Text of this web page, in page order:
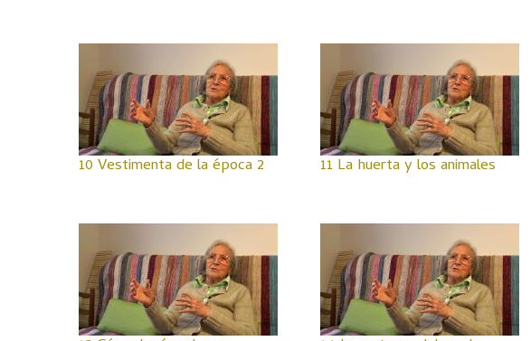
10 Vestimenta de la época 2 11 La huerta y los animales